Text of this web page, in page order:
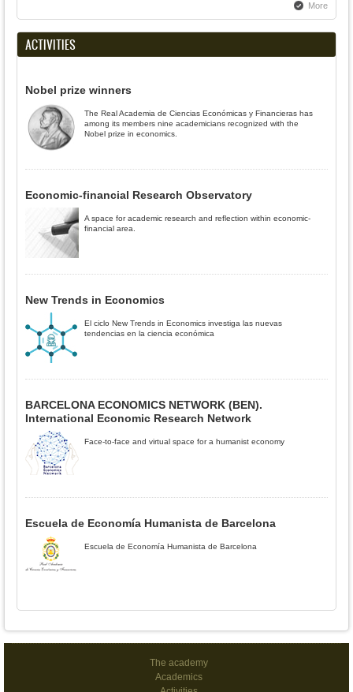
More
ACTIVITIES
Nobel prize winners
The Real Academia de Ciencias Económicas y Financieras has
among its members nine academicians recognized with the
Nobel prize in economics.
Economic-financial Research Observatory
A space for academic research and reflection within economic-
financial area.
New Trends in Economics
El ciclo New Trends in Economics investiga las nuevas
tendencias en la ciencia económica
BARCELONA ECONOMICS NETWORK (BEN).
International Economic Research Network
Face-to-face and virtual space for a humanist economy
Escuela de Economía Humanista de Barcelona
Escuela de Economía Humanista de Barcelona
The academy
Academics